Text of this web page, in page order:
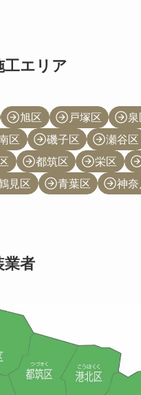
工エリア
旭区 戸塚区
泉
区 磯子区 瀬谷区
都筑区 栄区
見区 青葉区 神奈
業者